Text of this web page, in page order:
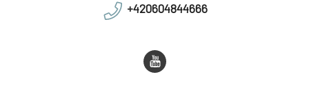
+420604844666